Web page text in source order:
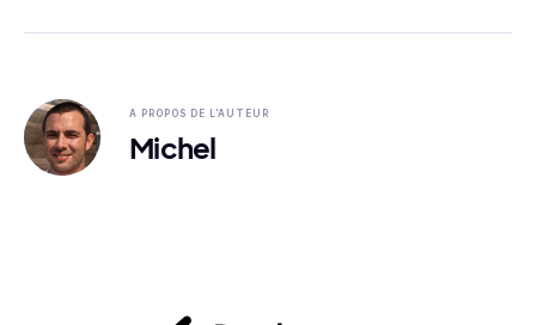
A PROPOS DE L'AUTEUR
Michel